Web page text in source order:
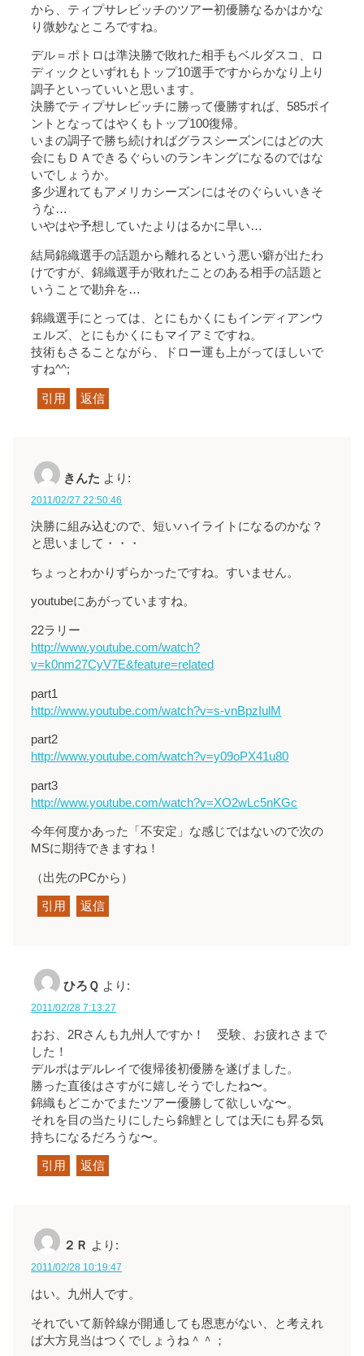
から、ティプサレビッチのツアー初優勝なるかはかな
り微妙なところですね。
デル＝ポトロは準決勝で敗れた相手もベルダスコ、ロ
ディックといずれもトップ10選手ですからかなり上り
調子といっていいと思います。
決勝でティプサレビッチに勝って優勝すれば、585ポイ
ントとなってはやくもトップ100復帰。
いまの調子で勝ち続ければグラスシーズンにはどの大
会にもＤＡできるぐらいのランキングになるのではな
いでしょうか。
多少遅れてもアメリカシーズンにはそのぐらいいきそ
うな…
いやはや予想していたよりはるかに早い…
結局錦織選手の話題から離れるという悪い癖が出たわ
けですが、錦織選手が敗れたことのある相手の話題と
いうことで勘弁を…
錦織選手にとっては、とにもかくにもインディアンウ
ェルズ、とにもかくにもマイアミですね。
技術もさることながら、ドロー運も上がってほしいで
すね^^;
引用 返信
きんた より:
2011/02/27 22:50:46
決勝に組み込むので、短いハイライトになるのかな？
と思いまして・・・
ちょっとわかりずらかったですね。すいません。
youtubeにあがっていますね。
22ラリー
http://www.youtube.com/watch?
v=k0nm27CyV7E&feature=related
part1
http://www.youtube.com/watch?v=s-vnBpzIulM
part2
http://www.youtube.com/watch?v=y09oPX41u80
part3
http://www.youtube.com/watch?v=XO2wLc5nKGc
今年何度かあった「不安定」な感じではないので次の
MSに期待できますね！
（出先のPCから）
引用 返信
ひろＱ より:
2011/02/28 7:13:27
おお、2Rさんも九州人ですか！ 受験、お疲れさまで
した！
デルポはデルレイで復帰後初優勝を遂げました。
勝った直後はさすがに嬉しそうでしたね〜。
錦織もどこかでまたツアー優勝して欲しいな〜。
それを目の当たりにしたら錦鯉としては天にも昇る気
持ちになるだろうな〜。
引用 返信
２Ｒ より:
2011/02/28 10:19:47
はい。九州人です。
それでいて新幹線が開通しても恩恵がない、と考えれ
ば大方見当はつくでしょうね＾＾；